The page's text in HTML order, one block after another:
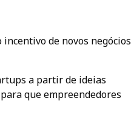
de novos negócios
a partir de ideias
que empreendedores